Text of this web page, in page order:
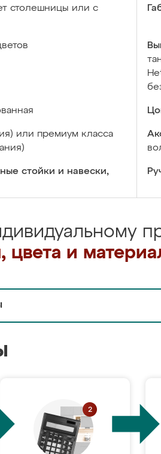
столешницы или с
или премиум класса
стойки и навески,
и